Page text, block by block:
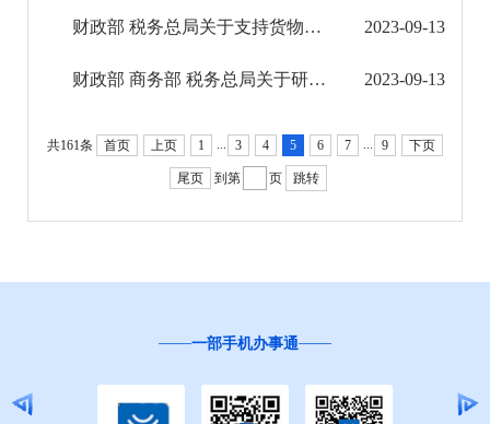
财务信息
财政部 税务总局关于支持货物期货市场对外开放有关增值税政策的公告 2023-09-13
财政部 商务部 税务总局关于研发机构采购设备增值税政策的公告 2023-09-13
共161条 首页 上页 1 ... 3 4 5 6 7 ... 9 下页
尾页 到第 页 跳转